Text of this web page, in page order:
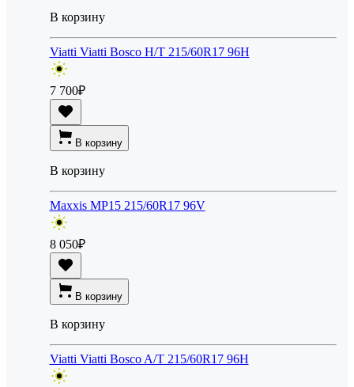
В корзину
Viatti Viatti Bosco H/T 215/60R17 96H
7 700₽
В корзину
В корзину
Maxxis MP15 215/60R17 96V
8 050₽
В корзину
В корзину
Viatti Viatti Bosco A/T 215/60R17 96H